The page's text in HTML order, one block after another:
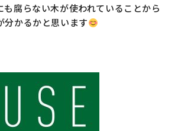
も腐らない木が使われていることから
分かるかと思います